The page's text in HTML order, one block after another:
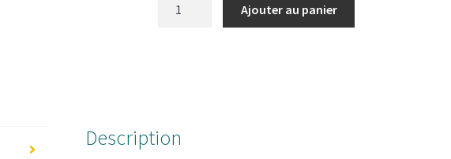
Ajouter au panier
Description